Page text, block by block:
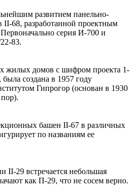
развитием панельно-
II-68, разработанной проектным
серия И-700 и
83.
жилых домов с шифром проекта 1-
создана в 1957 году
Гипрогор (основан в 1930
башен II-67 в различных
по названиям ее
II-29 встречается небольшая
как П-29, что не сосем верно.